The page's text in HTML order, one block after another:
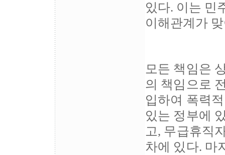
있다. 이는 민
이해관계가
모든 책임은
의 책임으로
입하여 폭력
있는 정부에
고, 무급휴직
차에 있다. 마